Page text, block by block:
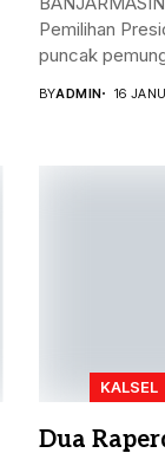
Pemilihan
puncak
BYADMIN 16
KALSEL
Dua